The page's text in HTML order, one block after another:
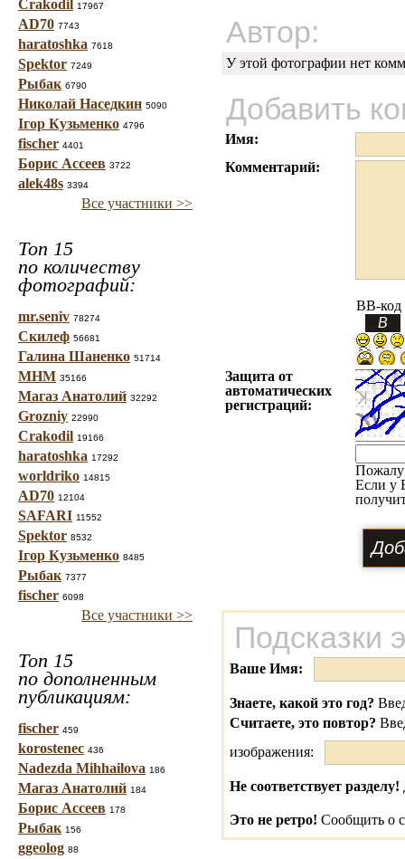
Crakodil 17967
AD70 7743
haratoshka 7618
Spektor 7249
Рыбак 6790
Николай Наседкин 5090
Ігор Кузьменко 4796
fischer 4401
Борис Ассеев 3722
alek48s 3394
Все участники >>
Топ 15
по количеству
фотографий:
mr.seniv 78274
Скилеф 56681
Галина Шаненко 51714
МНМ 35166
Магаз Анатолий 32292
Grozniy 22990
Crakodil 19166
haratoshka 17292
worldriko 14815
AD70 12104
SAFARI 11552
Spektor 8532
Ігор Кузьменко 8485
Рыбак 7377
fischer 6098
Все участники >>
Топ 15
по дополненным
публикациям:
fischer 459
korostenec 436
Nadezda Mihhailova 186
Магаз Анатолий 184
Борис Ассеев 178
Рыбак 156
ggeolog 88
Автор:
У этой фотографии нет
Добавить
Имя:
Комментарий:
BB-код
Защита от
автоматических
регистраций:
Если у
Подсказки
Ваше Имя:
Знаете, какой это год?
Считаете, это повтор?
изображения:
Не соответствует разделу!
Это не ретро! Сообщить о